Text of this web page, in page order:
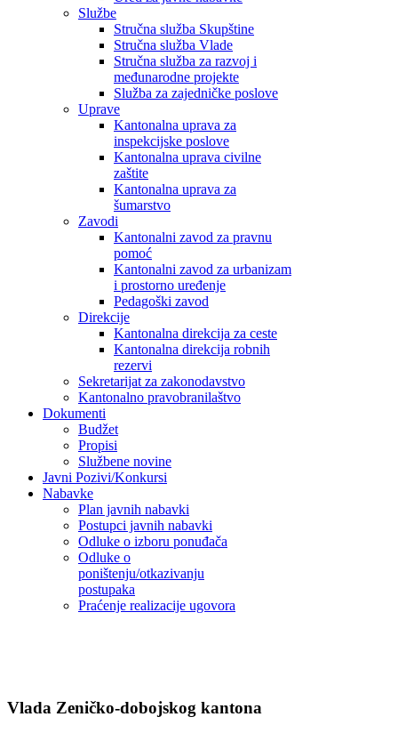
Službe
Stručna služba Skupštine
Stručna služba Vlade
Stručna služba za razvoj i
međunarodne projekte
Služba za zajedničke poslove
Uprave
Kantonalna uprava za
inspekcijske poslove
Kantonalna uprava civilne
zaštite
Kantonalna uprava za
šumarstvo
Zavodi
Kantonalni zavod za pravnu
pomoć
Kantonalni zavod za urbanizam
i prostorno uređenje
Pedagoški zavod
Direkcije
Kantonalna direkcija za ceste
Kantonalna direkcija robnih
rezervi
Sekretarijat za zakonodavstvo
Kantonalno pravobranilaštvo
Dokumenti
Budžet
Propisi
Službene novine
Javni Pozivi/Konkursi
Nabavke
Plan javnih nabavki
Postupci javnih nabavki
Odluke o izboru ponuđača
Odluke o
poništenju/otkazivanju
postupaka
Praćenje realizacije ugovora
Vlada Zeničko-dobojskog kantona